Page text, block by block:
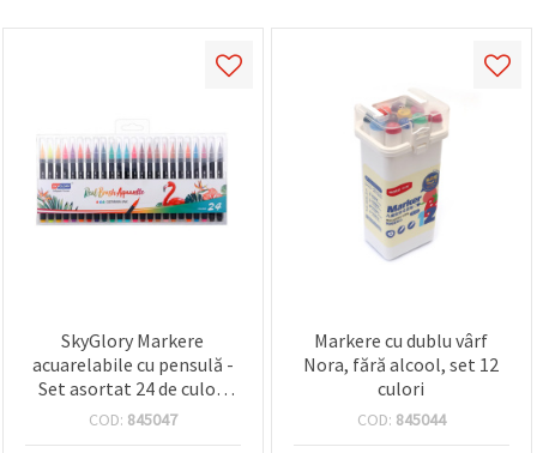
SkyGlory Markere
acuarelabile cu pensulă -
Set asortat 24 de culori
vibrante
COD: 845047
Markere cu dublu vârf
Nora, fără alcool, set 12
culori
COD: 845044